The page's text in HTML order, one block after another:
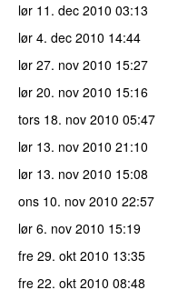
lør 11. dec 2010 03:13
lør 4. dec 2010 14:44
lør 27. nov 2010 15:27
lør 20. nov 2010 15:16
tors 18. nov 2010 05:47
lør 13. nov 2010 21:10
lør 13. nov 2010 15:08
ons 10. nov 2010 22:57
lør 6. nov 2010 15:19
fre 29. okt 2010 13:35
fre 22. okt 2010 08:48